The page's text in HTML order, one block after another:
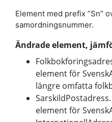
Element med prefix ”Sn”
samordningsnummer.
Ändrade element,
element för
längre omfatta
element för